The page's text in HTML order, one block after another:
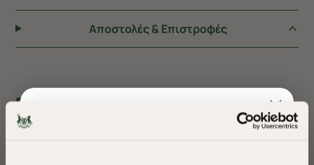
Αποστολές & Επιστροφές
ΠΡΟΤΕΙΝΟΥΜΕ ΓΙΑ ΕΣΑΣ